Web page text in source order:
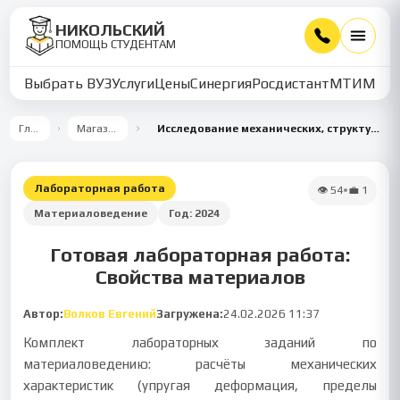
НИКОЛЬСКИЙ
ПОМОЩЬ СТУДЕНТАМ
Выбрать ВУЗУслугиЦеныСинергияРосдистантМТИММУ
Главная Магазин работ Исследование механических, структурных и электротехнических свойств материалов
Лабораторная работа
Материаловедение
Год: 2024
👁 54•💼 1
Готовая лабораторная работа:
Свойства материалов
Автор:Волков ЕвгенийЗагружена:24.02.2026 11:37
Комплект лабораторных заданий по
материаловедению: расчёты механических
характеристик (упругая деформация, пределы